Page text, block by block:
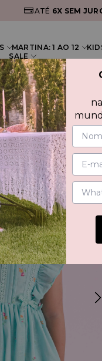
ATÉ 6X SEM
MARTINA: 1 AO 12
SALE